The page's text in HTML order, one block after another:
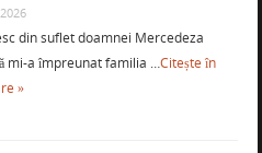
din suflet doamnei Mercedeza
mi-a împreunat familia …Citește în
»